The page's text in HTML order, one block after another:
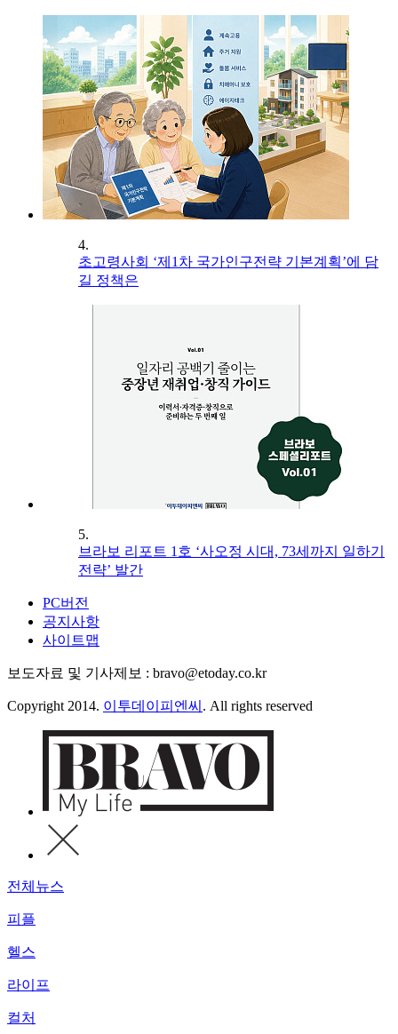
4.
초고령사회 ‘제1차 국가인구전략 기본계획’에 담
길 정책은
5.
브라보 리포트 1호 ‘사오정 시대, 73세까지 일하기
전략’ 발간
PC버전
공지사항
사이트맵
보도자료 및 기사제보 : bravo@etoday.co.kr
Copyright 2014. 이투데이피엔씨 . All rights reserved
전체뉴스
피플
헬스
라이프
컬처